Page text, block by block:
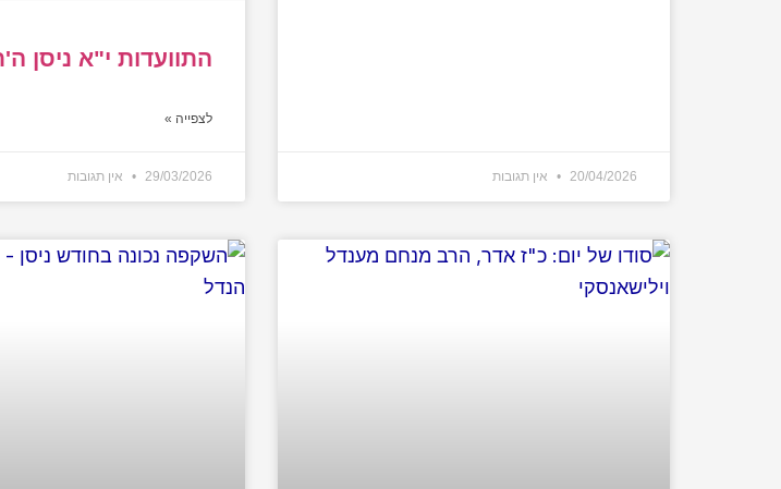
20/04/2026 אין תגובות
התוועדות י"א ניסן
לצפייה »
29/03/2026 אין תגובות